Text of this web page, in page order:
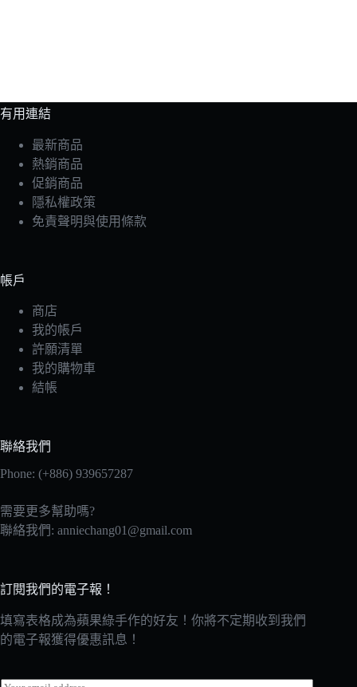
有用連結
最新商品
熱銷商品
促銷商品
隱私權政策
免責聲明與使用條款
帳戶
商店
我的帳戶
許願清單
我的購物車
結帳
聯絡我們
Phone: (+886) 939657287
需要更多幫助嗎?
聯絡我們: anniechang01@gmail.com
訂閱我們的電子報！
填寫表格成為蘋果綠手作的好友！你將不定期收到我們
的電子報獲得優惠訊息！